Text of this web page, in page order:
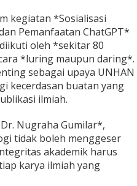
kegiatan *Sosialisasi
Pemanfaatan ChatGPT*
oleh *sekitar 80
*luring maupun daring*.
sebagai upaya UNHAN
kecerdasan buatan yang
ilmiah.
Nugraha Gumilar*,
tidak boleh menggeser
akademik harus
karya ilmiah yang